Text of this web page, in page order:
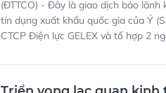
(ĐTTCO) - Đây là giao dịch bảo
tín dụng xuất khẩu quốc gia của Ý
CTCP Điện lực GELEX và tổ hợp 2